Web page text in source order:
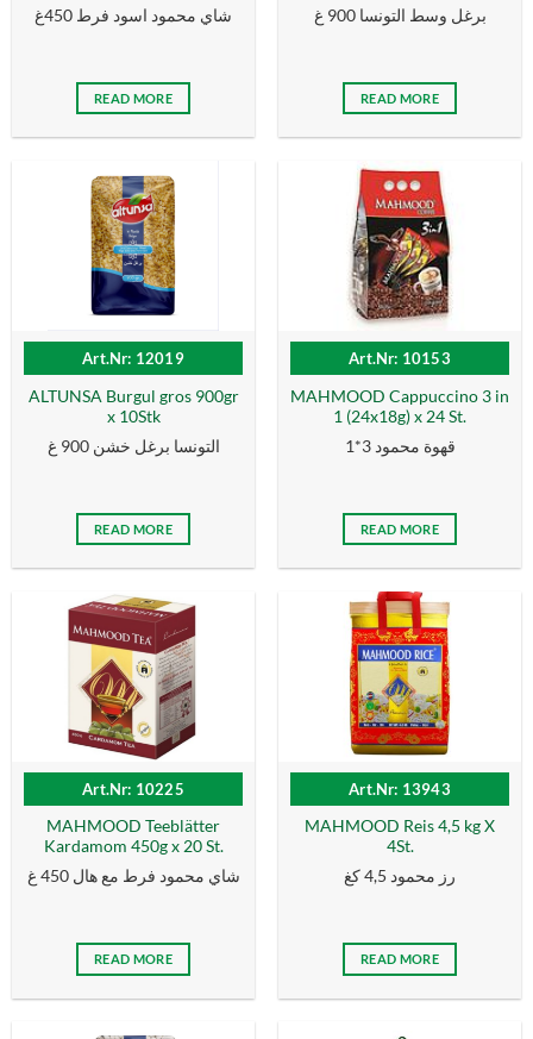
شاي محمود اسود فرط 450غ
READ MORE
برغل وسط التونسا 900 غ
READ MORE
Art.Nr: 12019
ALTUNSA Burgul gros 900gr
x 10Stk
التونسا برغل خشن 900 غ
READ MORE
Art.Nr: 10153
MAHMOOD Cappuccino 3 in
1 (24x18g) x 24 St.
قهوة محمود 3*1
READ MORE
Art.Nr: 10225
MAHMOOD Teeblätter
Kardamom 450g x 20 St.
شاي محمود فرط مع هال 450 غ
READ MORE
Art.Nr: 13943
MAHMOOD Reis 4,5 kg X
4St.
رز محمود 4,5 كغ
READ MORE